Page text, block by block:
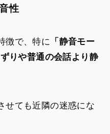
性
徴で、特に 「静音モー
りや普通の会話より静
せても近隣の迷惑にな